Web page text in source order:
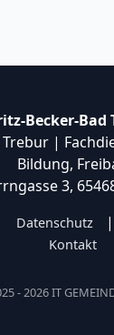
Becker-Bad
|
Bildung,
3,
Datenschutz |
Kontakt
- 2026 IT